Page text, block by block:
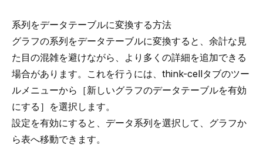
系列をデータテーブルに変換する方法
グラフの系列をデータテーブルに変換する と、余計な見
た目の混雑を避けながら、より多くの詳細を追加できる
場合があります。これを行うには、think-cellタブのツー
ルメニューから［新しいグラフのデータテーブルを有効
にする］を選択します。
設定を有効にすると、データ系列を選択して、グラフか
ら表へ移動できます。